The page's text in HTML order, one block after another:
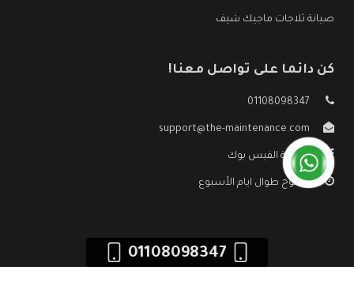
صيانة ثلاجات ماجيك شيف
كن دائما على تواصل معنا!
01108098347
support@the-maintenance.com
صفحة الفيس بوك
مفتوح طوال ايام الأسبوع
01108098347